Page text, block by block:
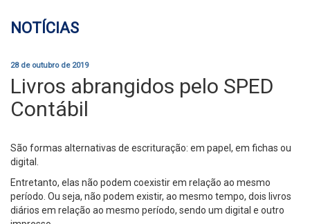
NOTÍCIAS
28 de outubro de 2019
Livros abrangidos pelo SPED
Contábil
São formas alternativas de escrituração: em papel, em fichas ou
digital.
Entretanto, elas não podem coexistir em relação ao mesmo
período. Ou seja, não podem existir, ao mesmo tempo, dois livros
diários em relação ao mesmo período, sendo um digital e outro